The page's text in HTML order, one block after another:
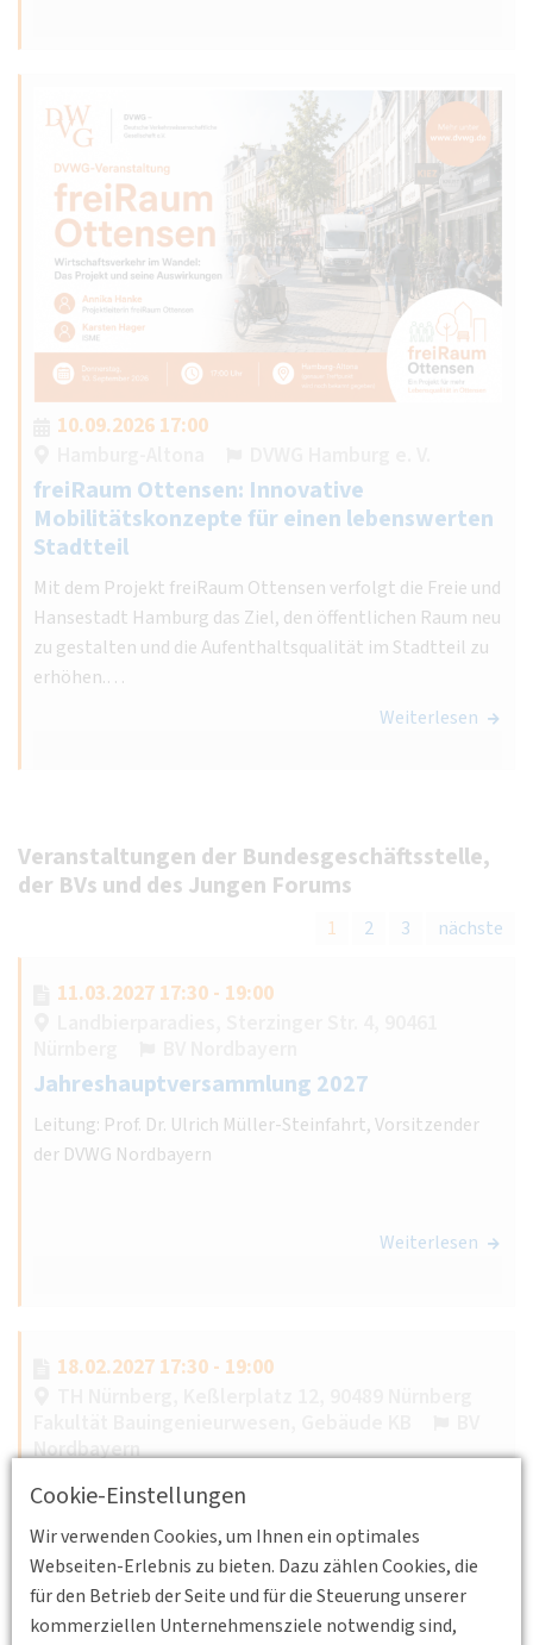
Cookie-Einstellungen
Wir verwenden Cookies, um Ihnen ein optimales
Webseiten-Erlebnis zu bieten. Dazu zählen Cookies, die
für den Betrieb der Seite und für die Steuerung unserer
kommerziellen Unternehmensziele notwendig sind,
10.09.2026 17:00
freiRaum Ottensen: Innovative
Mobilitätskonzepte für einen lebenswerten
Stadtteil
Mit dem Projekt freiRaum Ottensen verfolgt die Freie und
Hansestadt Hamburg das Ziel, den öffentlichen Raum neu
zu gestalten und die Aufenthaltsqualität im Stadtteil zu
erhöhen.…
Weiterlesen
Veranstaltungen der Bundesgeschäftsstelle,
der BVs und des Jungen Forums
1 2 3 nächste
11.03.2027 17:30 - 19:00
Jahreshauptversammlung 2027
Leitung: Prof. Dr. Ulrich Müller-Steinfahrt, Vorsitzender
der DVWG Nordbayern
Weiterlesen
18.02.2027 17:30 - 19:00
Nordbayern
Regionaltangente West (Frankfurt) –
Chancen und Herausforderungen einer
tangentialen S-Bahn